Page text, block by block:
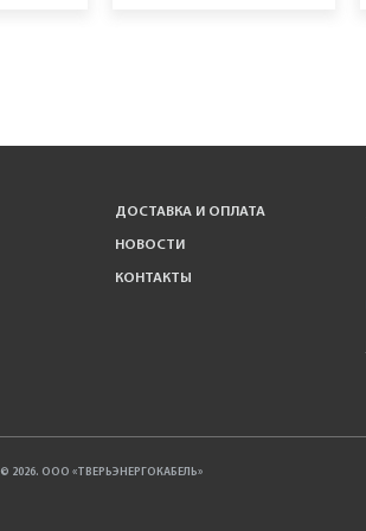
ДОСТАВКА И ОПЛАТА
НОВОСТИ
КОНТАКТЫ
© 2026. ООО «ТВЕРЬЭНЕРГОКАБЕЛЬ»